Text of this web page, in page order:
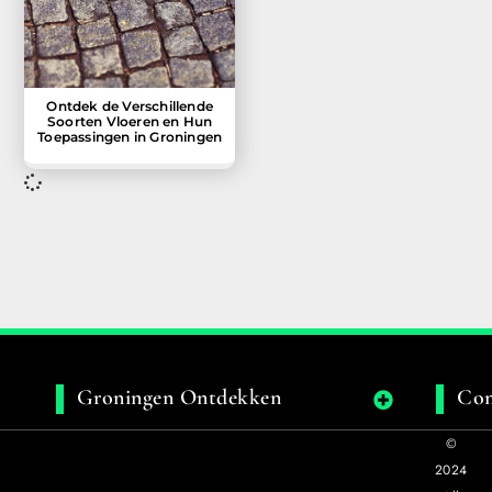
Ontdek de Verschillende
Soorten Vloeren en Hun
Toepassingen in Groningen
Groningen Ontdekken
©
2024